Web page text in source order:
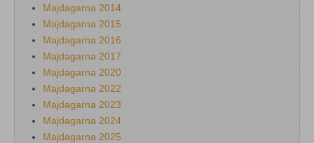
Majdagarna 2014
Majdagarna 2015
Majdagarna 2016
Majdagarna 2017
Majdagarna 2020
Majdagarna 2022
Majdagarna 2023
Majdagarna 2024
Majdagarna 2025